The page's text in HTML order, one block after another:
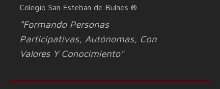
Colegio San Esteban de Bulnes ®
"Formando Personas
Participativas, Autónomas, Con
Valores Y Conocimiento"